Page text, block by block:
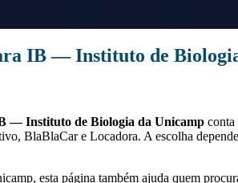
IB — Instituto de
— Instituto de Biologia da Unicamp
BlaBlaCar e Locadora. A escolha
, esta página também ajuda quem